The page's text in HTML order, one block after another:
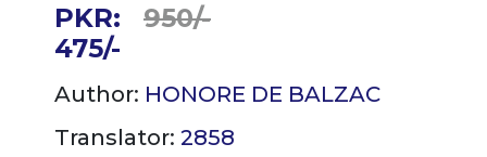
PKR: 950/-
475/-
Author: HONORE DE BALZAC
Translator: 2858